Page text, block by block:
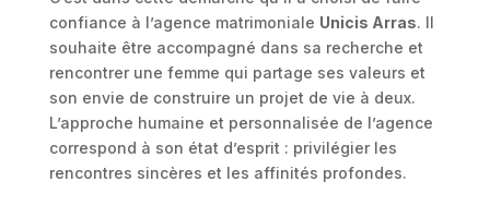
confiance à l’agence matrimoniale Unicis Arras. Il
souhaite être accompagné dans sa recherche et
rencontrer une femme qui partage ses valeurs et
son envie de construire un projet de vie à deux.
L’approche humaine et personnalisée de l’agence
correspond à son état d’esprit : privilégier les
rencontres sincères et les affinités profondes.